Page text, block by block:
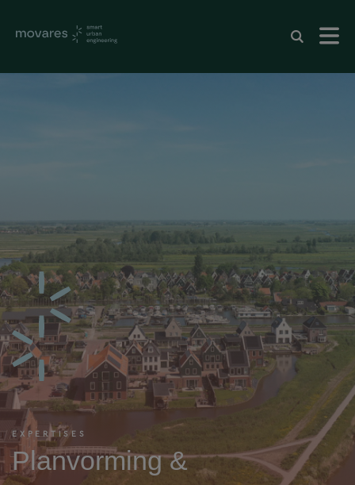
EXPERTISES
Planvorming &